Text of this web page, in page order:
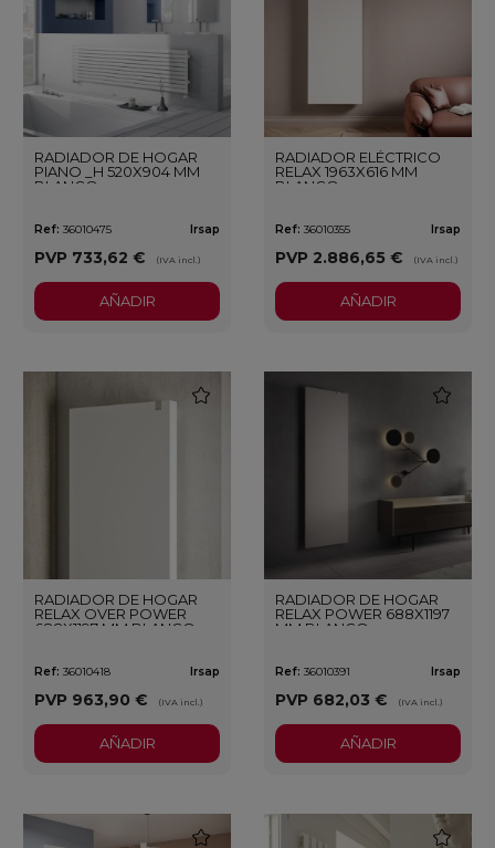
RADIADOR DE HOGAR
PIANO _H 520X904 MM
BLANCO
Ref: 36010475 Irsap
PVP 733,62 € (IVA incl.)
AÑADIR
RADIADOR ELÉCTRICO
RELAX 1963X616 MM
BLANCO
Ref: 36010355 Irsap
PVP 2.886,65 € (IVA incl.)
AÑADIR
RADIADOR DE HOGAR
RELAX OVER POWER
688X1197 MM BLANCO
Ref: 36010418 Irsap
PVP 963,90 € (IVA incl.)
AÑADIR
RADIADOR DE HOGAR
RELAX POWER 688X1197
MM BLANCO
Ref: 36010391 Irsap
PVP 682,03 € (IVA incl.)
AÑADIR
favorite favorite